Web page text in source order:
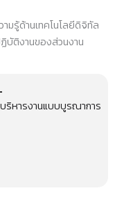
มรู้ด้านเทคโนโลยีดิจิทัล
บัติงานของส่วนงาน
ริหารงานแบบบูรณาการ